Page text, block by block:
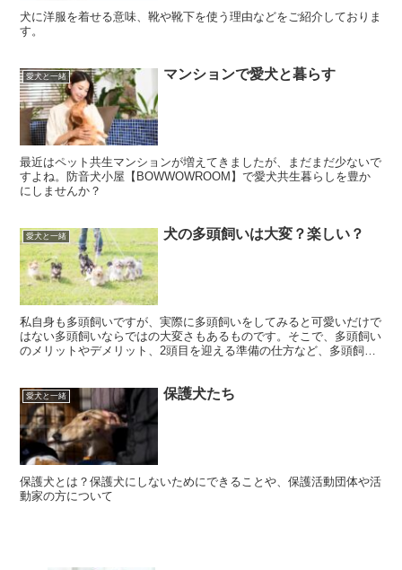
犬に洋服を着せる意味、靴や靴下を使う理由などをご紹介しておりま
す。
愛犬と一緒 マンションで愛犬と暮らす
最近はペット共生マンションが増えてきましたが、まだまだ少ないで
すよね。防音犬小屋【BOWWOWROOM】で愛犬共生暮らしを豊か
にしませんか？
愛犬と一緒 犬の多頭飼いは大変？楽しい？
私自身も多頭飼いですが、実際に多頭飼いをしてみると可愛いだけで
はない多頭飼いならではの大変さもあるものです。そこで、多頭飼い
のメリットやデメリット、2頭目を迎える準備の仕方など、多頭飼い
愛犬と一緒 保護犬たち
保護犬とは？保護犬にしないためにできることや、保護活動団体や活
動家の方について